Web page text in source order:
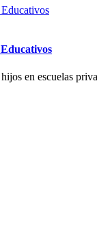
en escuelas